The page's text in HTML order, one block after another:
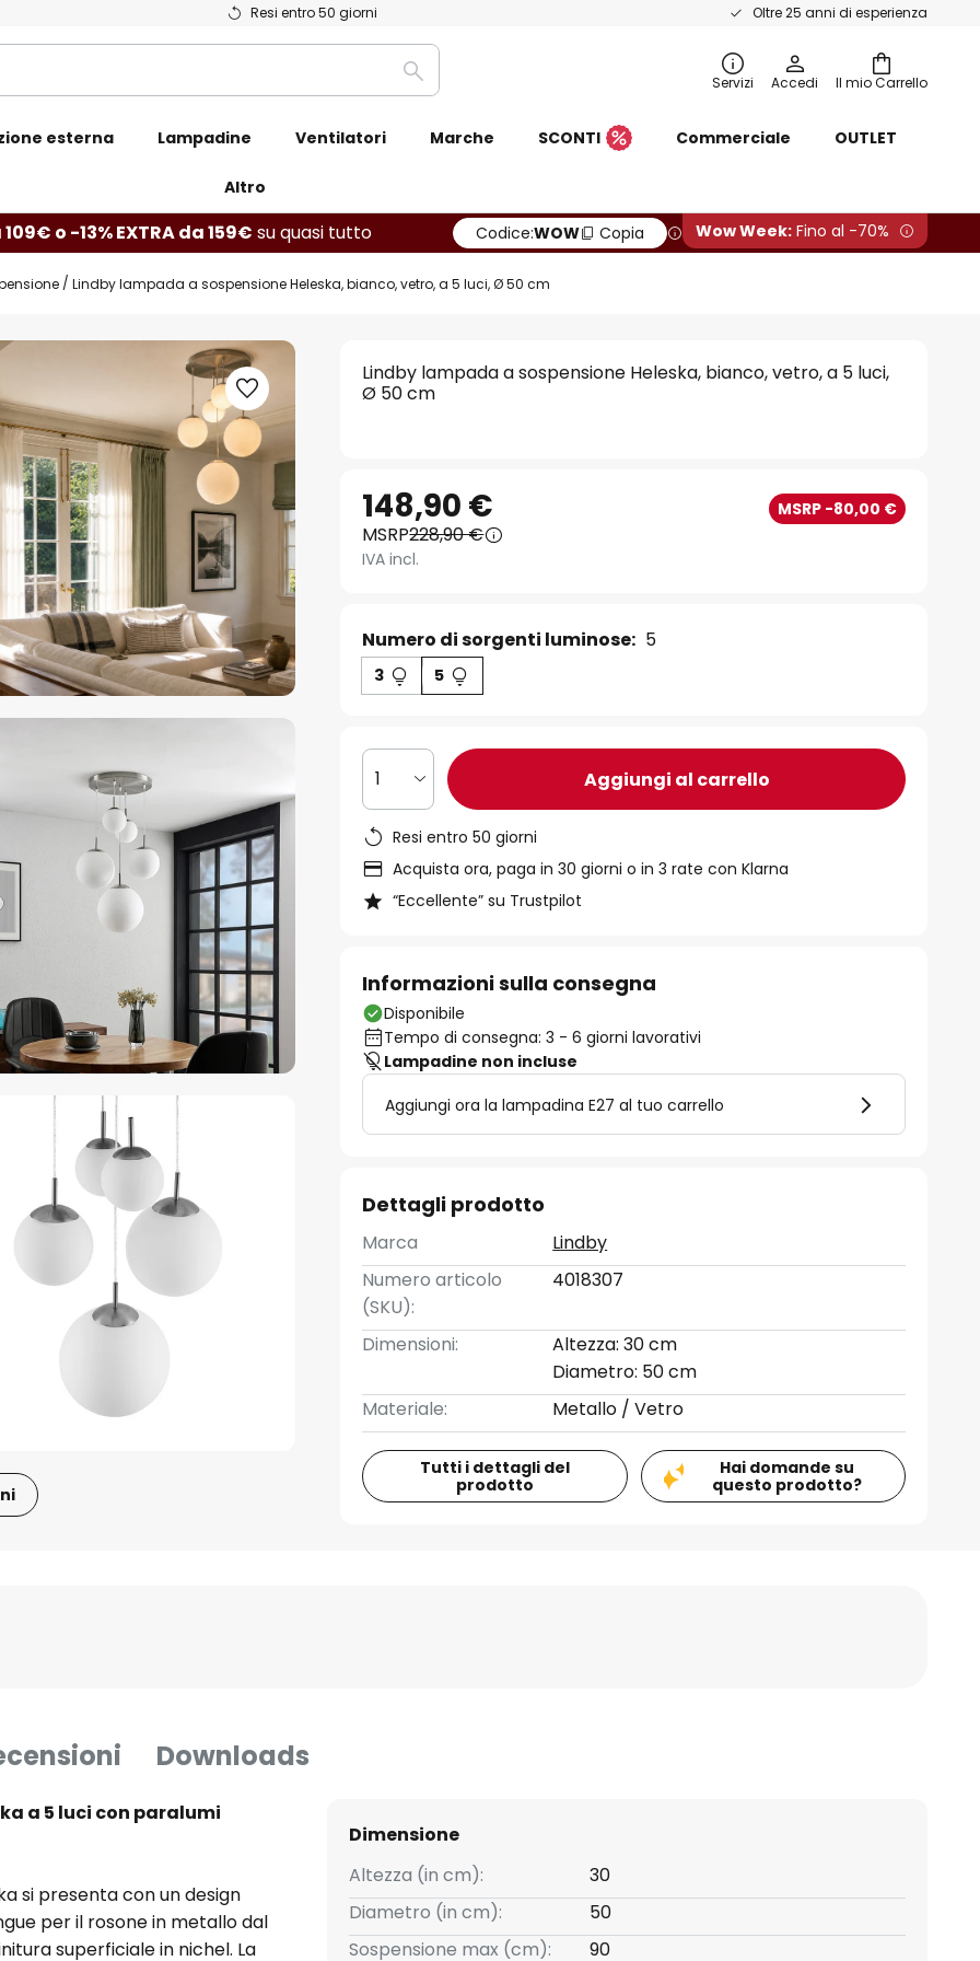
Resi entro 50 giorni Oltre 25 anni di esperienza
Il mio Carrello
Ricerca Servizi Accedi
esterna Lampadine Ventilatori Marche SCONTI Commerciale OUTLET
Altro
109€ o -13% EXTRA da 159€ su quasi tutto Codice:WOW Copia Wow Week: Fino al -70%
Lindby lampada a sospensione Heleska, bianco, vetro, a 5 luci, Ø 50 cm
Lindby lampada a sospensione Heleska, bianco, vetro, a 5 luci,
Ø 50 cm
148,90 € MSRP -80,00 €
MSRP228,90 €
IVA incl.
Numero di sorgenti luminose: 5
3 5
1 Aggiungi al carrello
Resi entro 50 giorni
Acquista ora, paga in 30 giorni o in 3 rate con Klarna
“Eccellente” su Trustpilot
Informazioni sulla consegna
Disponibile
Tempo di consegna: 3 - 6 giorni lavorativi
Lampadine non incluse
Aggiungi ora la lampadina E27 al tuo carrello
Dettagli prodotto
Marca
Lindby
Numero articolo
(SKU):
4018307
Dimensioni:
Altezza: 30 cm
Diametro: 50 cm
Materiale:
Metallo / Vetro
Tutti i dettagli del
prodotto
Hai domande su
questo prodotto?
Downloads
a 5 luci con paralumi
si presenta con un design
per il rosone in metallo dal
superficiale in nichel. La
Dimensione
Altezza (in cm):
30
Diametro (in cm):
50
Sospensione max (cm):
90